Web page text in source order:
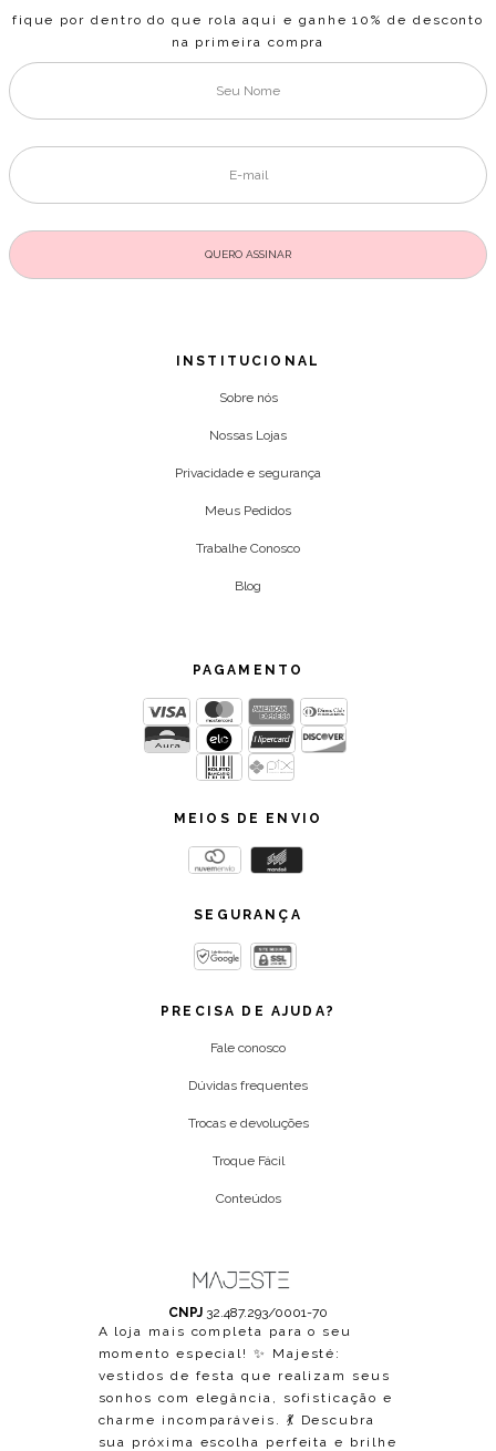
fique por dentro do que rola aqui e ganhe 10% de desconto
na primeira compra
INSTITUCIONAL
Sobre nós
Nossas Lojas
Privacidade e segurança
Meus Pedidos
Trabalhe Conosco
Blog
PAGAMENTO
MEIOS DE ENVIO
SEGURANÇA
PRECISA DE AJUDA?
Fale conosco
Dúvidas frequentes
Trocas e devoluções
Troque Fácil
Conteúdos
CNPJ 32.487.293/0001-70
A loja mais completa para o seu
momento especial! ✨ Majesté:
vestidos de festa que realizam seus
sonhos com elegância, sofisticação e
charme incomparáveis. 💃 Descubra
sua próxima escolha perfeita e brilhe